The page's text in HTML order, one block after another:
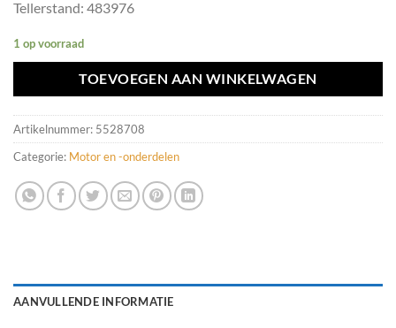
Tellerstand: 483976
1 op voorraad
TOEVOEGEN AAN WINKELWAGEN
Artikelnummer: 5528708
Categorie: Motor en -onderdelen
AANVULLENDE INFORMATIE